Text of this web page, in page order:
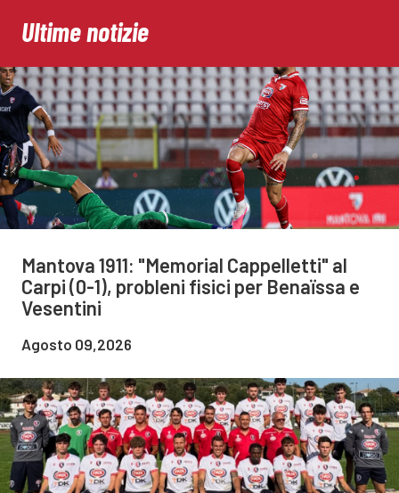
Ultime notizie
Mantova 1911: "Memorial Cappelletti" al
Carpi (0-1), probleni fisici per Benaïssa e
Vesentini
Agosto 09,2026